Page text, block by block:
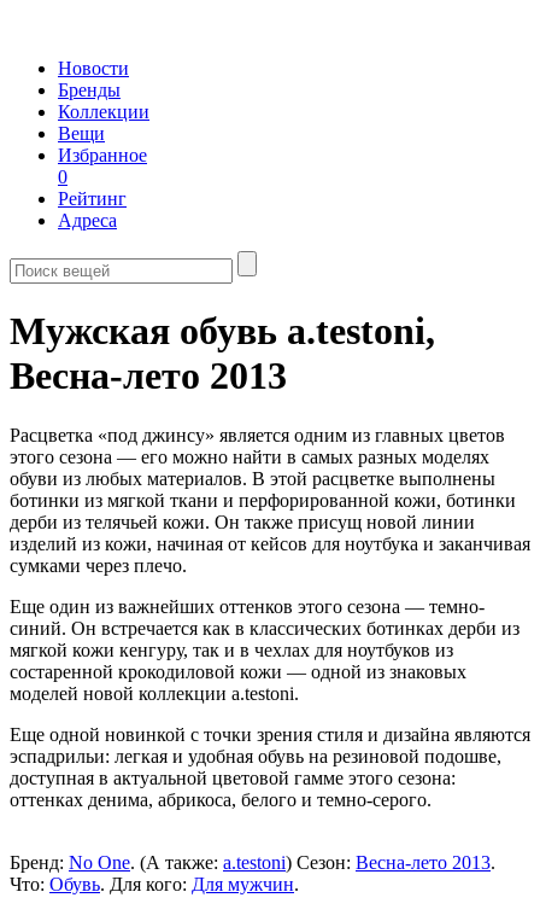
Новости
Бренды
Коллекции
Вещи
Избранное
0
Рейтинг
Адреса
Мужская обувь a.testoni,
Весна-лето 2013
Расцветка «под джинсу» является одним из главных цветов
этого сезона — его можно найти в самых разных моделях
обуви из любых материалов. В этой расцветке выполнены
ботинки из мягкой ткани и перфорированной кожи, ботинки
дерби из телячьей кожи. Он также присущ новой линии
изделий из кожи, начиная от кейсов для ноутбука и заканчивая
сумками через плечо.
Еще один из важнейших оттенков этого сезона — темно-
синий. Он встречается как в классических ботинках дерби из
мягкой кожи кенгуру, так и в чехлах для ноутбуков из
состаренной крокодиловой кожи — одной из знаковых
моделей новой коллекции a.testoni.
Еще одной новинкой с точки зрения стиля и дизайна являются
эспадрильи: легкая и удобная обувь на резиновой подошве,
доступная в актуальной цветовой гамме этого сезона:
оттенках денима, абрикоса, белого и темно-серого.
Бренд: No One. (А также: a.testoni) Сезон: Весна-лето 2013.
Что: Обувь. Для кого: Для мужчин.